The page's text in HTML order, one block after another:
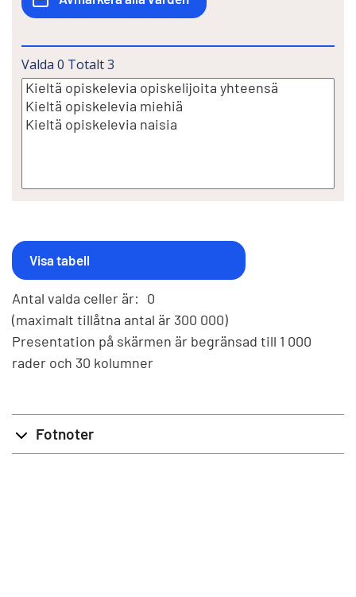
Valda 0 Totalt3
Antal valda celler är: 0
(maximalt tillåtna antal är 300 000)
Presentation på skärmen är begränsad till 1 000
rader och 30 kolumner
Fotnoter